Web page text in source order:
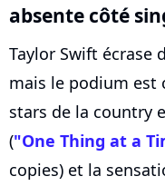
absente côté
Taylor Swift écrase
mais le podium est
stars de la country
("One Thing at a
copies) et la